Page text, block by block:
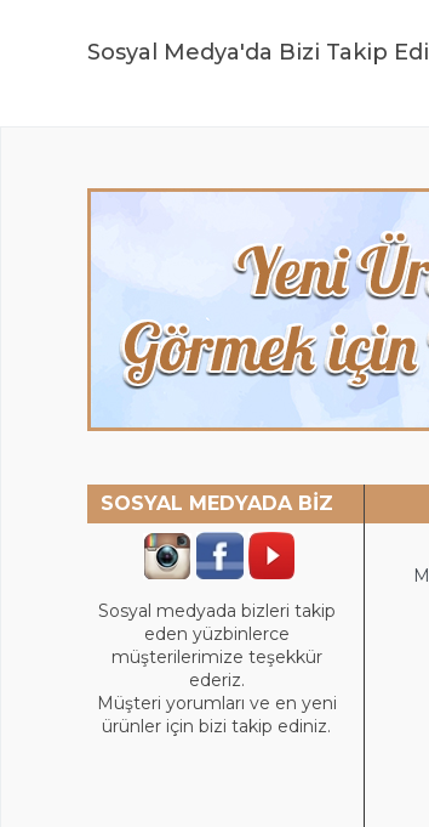
Sosyal Medya'da Bizi Takip
SOSYAL MEDYADA BİZ
Sosyal medyada bizleri takip
eden yüzbinlerce
müşterilerimize teşekkür
ederiz.
Müşteri yorumları ve en yeni
ürünler için bizi takip ediniz.